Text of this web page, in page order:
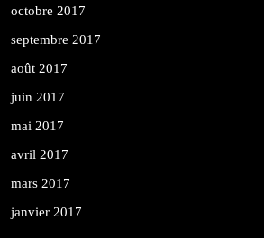
octobre 2017
septembre 2017
août 2017
juin 2017
mai 2017
avril 2017
mars 2017
janvier 2017